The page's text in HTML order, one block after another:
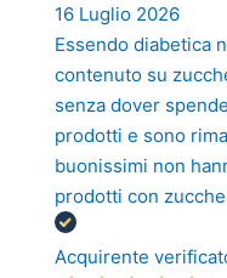
16 Luglio 2026
Essendo diabetica
contenuto su
senza dover
prodotti e sono
buonissimi non
prodotti con
Acquirente